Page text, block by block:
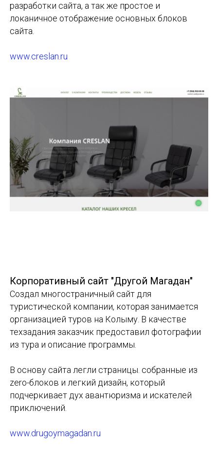
разработки сайта, а так же простое и
локаничное отображение основных блоков
сайта.
www.creslan.ru
Корпоративный сайт "Другой Магадан"
Создал многостраничный сайт для
туристической компании, которая занимается
организацией туров на Колыму. В качестве
техзадания заказчик предоставил фотографии
из тура и описание программы.
В основу сайта легли страницы. собранные из
zero-блоков и легкий дизайн, который
подчеркивает дух авантюризма и искателей
приключений.
www.drugoymagadan.ru